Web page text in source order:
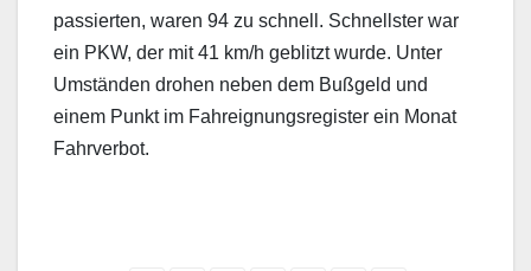
passierten, waren 94 zu schnell. Schnellster war
ein PKW, der mit 41 km/h geblitzt wurde. Unter
Umständen drohen neben dem Bußgeld und
einem Punkt im Fahreignungsregister ein Monat
Fahrverbot.